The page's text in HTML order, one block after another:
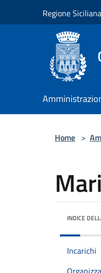
Regione Siciliana
Home >
INDICE
Incarichi